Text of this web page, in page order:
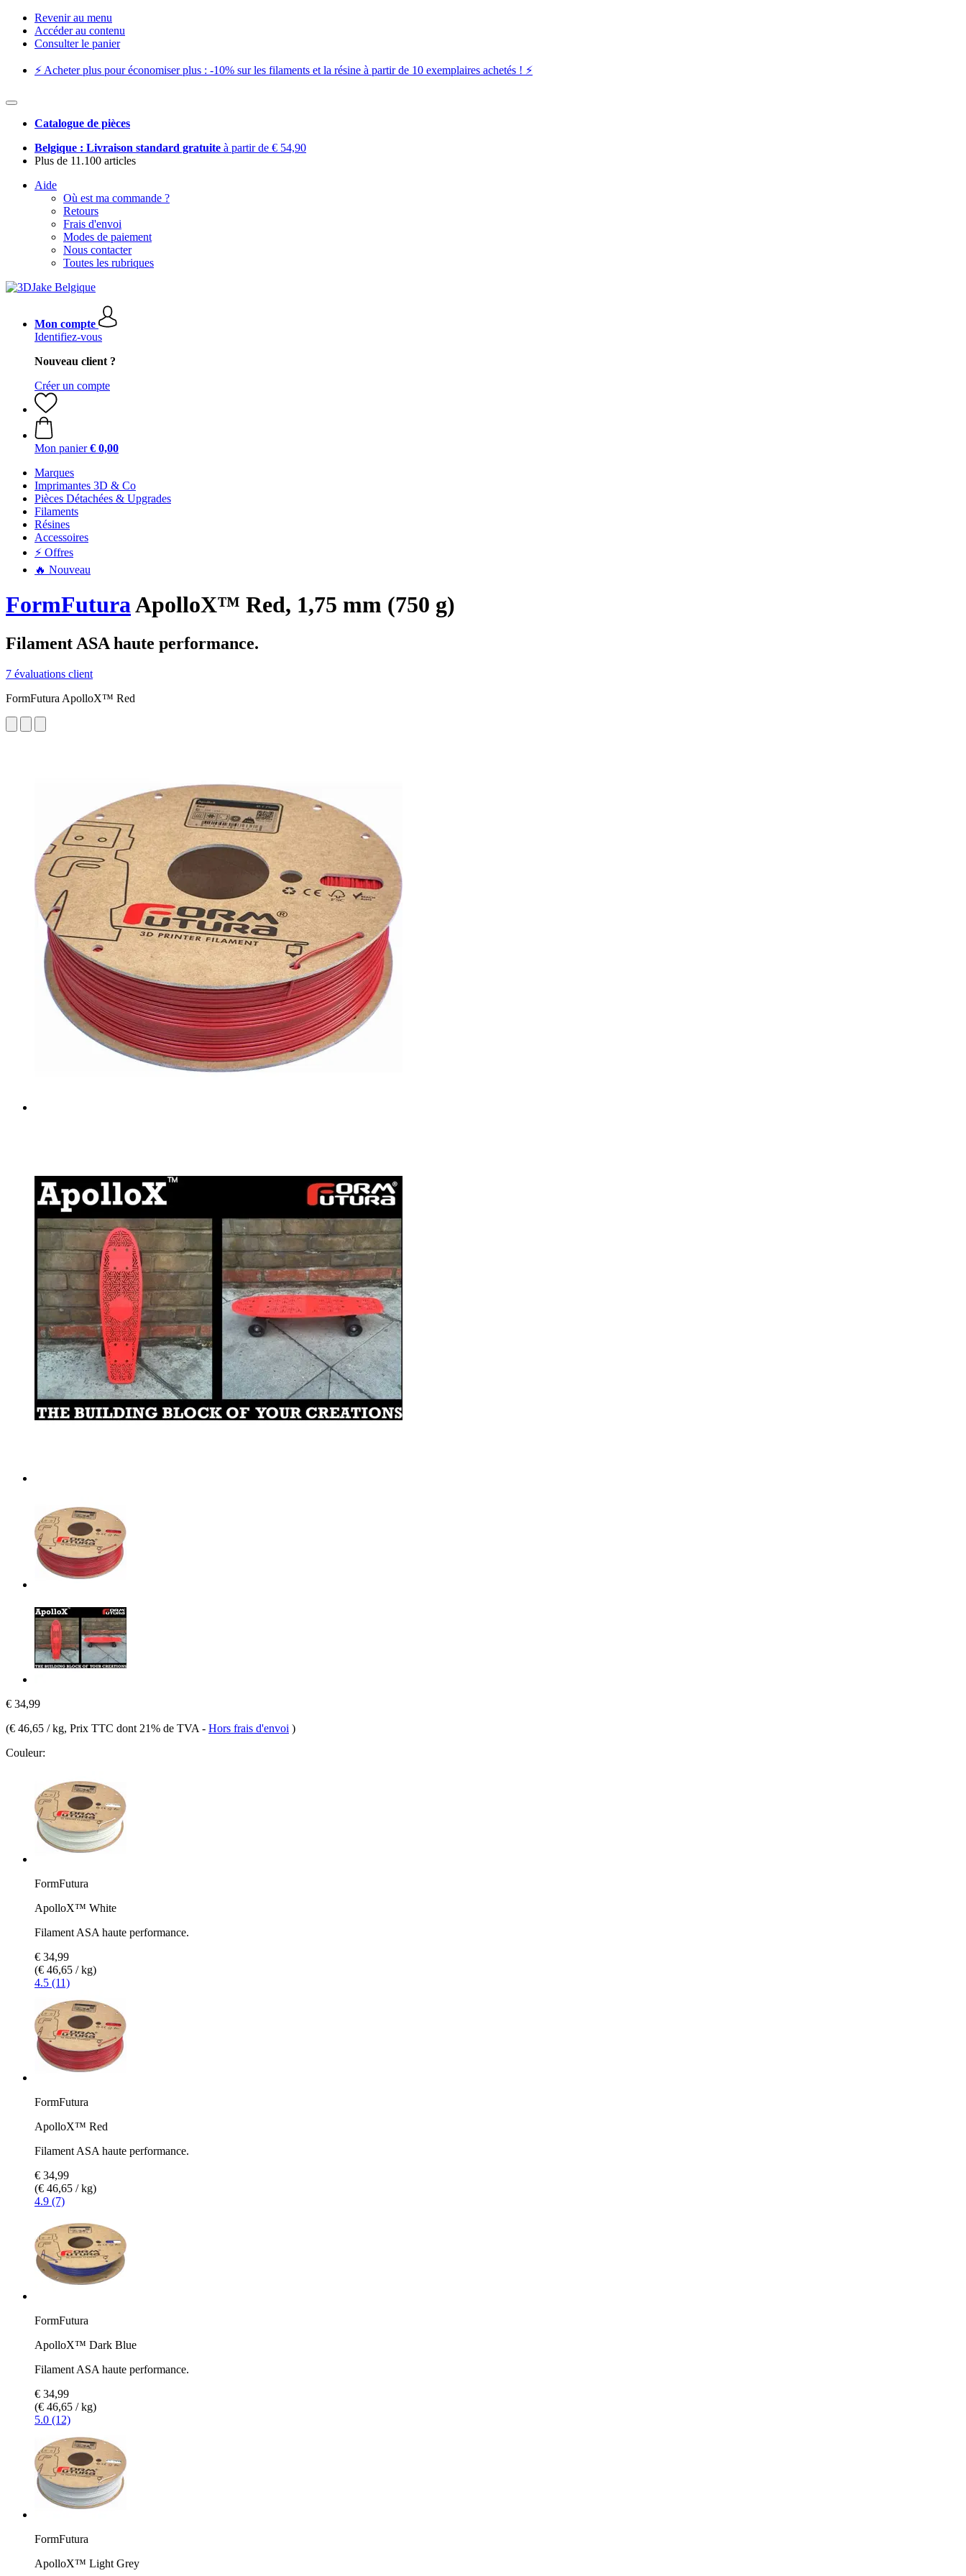
Revenir au menu
Accéder au contenu
Consulter le panier
⚡️ Acheter plus pour économiser plus : -10% sur les filaments et la résine à partir de 10 exemplaires achetés ! ⚡️
Catalogue de pièces
Belgique : Livraison standard gratuite à partir de € 54,90
Plus de 11.100 articles
Aide
Où est ma commande ?
Retours
Frais d'envoi
Modes de paiement
Nous contacter
Toutes les rubriques
Mon compte
Identifiez-vous
Nouveau client ?
Créer un compte
Mon panier € 0,00
Marques
Imprimantes 3D & Co
Pièces Détachées & Upgrades
Filaments
Résines
Accessoires
⚡ Offres
🔥 Nouveau
FormFuturaApolloX™ Red, 1,75 mm (750 g)
Filament ASA haute performance.
7 évaluations client
FormFutura ApolloX™ Red
€ 34,99
(€ 46,65 / kg, Prix TTC dont 21% de TVA - Hors frais d'envoi )
Couleur:
FormFutura
ApolloX™ White
Filament ASA haute performance.
€ 34,99
(€ 46,65 / kg)
4.5 (11)
FormFutura
ApolloX™ Red
Filament ASA haute performance.
€ 34,99
(€ 46,65 / kg)
4.9 (7)
FormFutura
ApolloX™ Dark Blue
Filament ASA haute performance.
€ 34,99
(€ 46,65 / kg)
5.0 (12)
FormFutura
ApolloX™ Light Grey